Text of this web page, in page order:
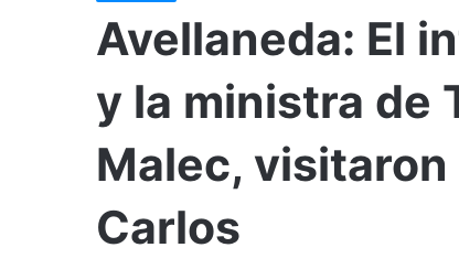
Avellaneda: El
y la ministra de
Malec, visitaron
Carlos